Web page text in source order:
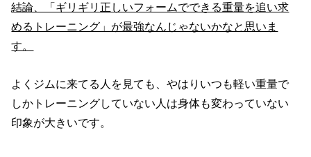
結論、「ギリギリ正しいフォームでできる重量を追い求
めるトレーニング」が最強なんじゃないかなと思いま
す。
よくジムに来てる人を見ても、やはりいつも軽い重量で
しかトレーニングしていない人は身体も変わっていない
印象が大きいです。